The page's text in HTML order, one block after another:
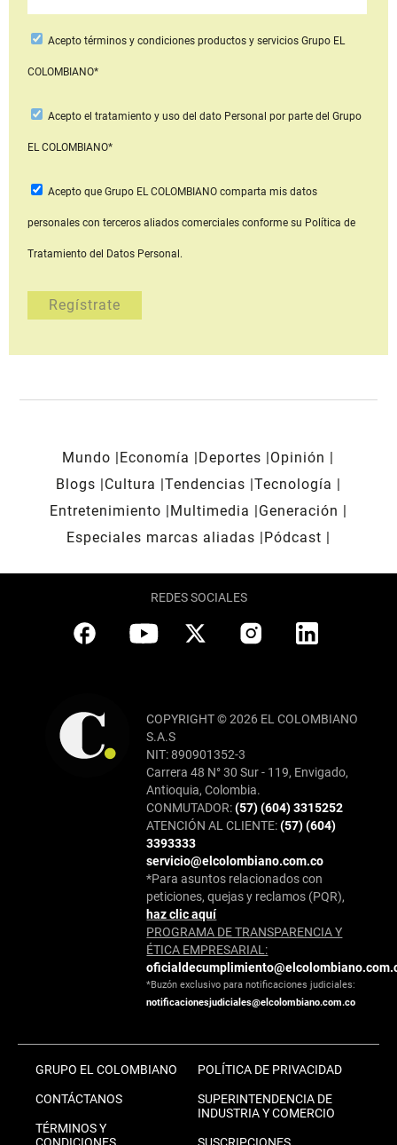
Aceptotérminos y condiciones productos y serviciosGrupo EL
COLOMBIANO*
Acepto el tratamiento y uso del dato Personal por parte del Grupo
EL COLOMBIANO*
Acepto que Grupo EL COLOMBIANOcomparta mis datos
personales con terceros aliados comerciales conforme su Política de
Tratamiento del Datos Personal.
Mundo Economía Deportes
Opinión
Blogs
Cultura Tendencias Tecnología
Entretenimiento
Multimedia
Generación
Especiales marcas aliadas
Pódcast
REDES SOCIALES
COPYRIGHT © 2026 EL COLOMBIANO
S.A.S
NIT: 890901352-3
Carrera 48 N° 30 Sur - 119, Envigado,
Antioquia, Colombia.
CONMUTADOR:(57) (604) 3315252
ATENCIÓN AL CLIENTE:(57) (604)
3393333
servicio@elcolombiano.com.co
*Para asuntos relacionados con
peticiones, quejas y reclamos (PQR),
haz clic aquí
PROGRAMA DE TRANSPARENCIA Y
ÉTICA EMPRESARIAL:
*Buzón exclusivo para notificaciones judiciales:
notificacionesjudiciales@elcolombiano.com.co
GRUPO EL COLOMBIANO
CONTÁCTANOS
TÉRMINOS Y
POLÍTICA DE PRIVACIDAD
SUPERINTENDENCIA DE
INDUSTRIA Y COMERCIO